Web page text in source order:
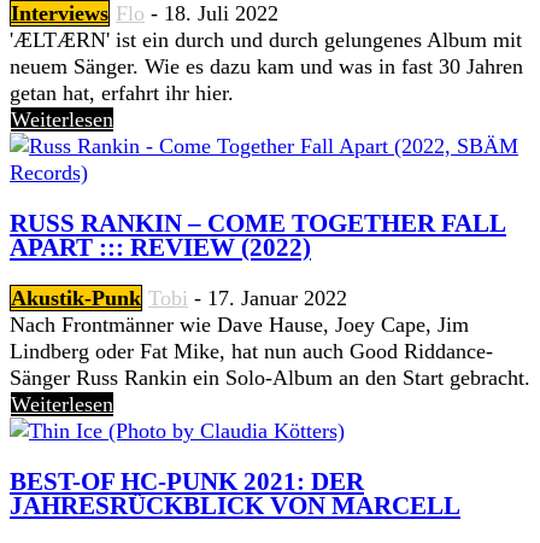
Interviews Flo - 18. Juli 2022
'ÆLTÆRN' ist ein durch und durch gelungenes Album mit
neuem Sänger. Wie es dazu kam und was in fast 30 Jahren
getan hat, erfahrt ihr hier.
Weiterlesen
RUSS RANKIN – COME TOGETHER FALL
APART ::: REVIEW (2022)
Akustik-Punk Tobi - 17. Januar 2022
Nach Frontmänner wie Dave Hause, Joey Cape, Jim
Lindberg oder Fat Mike, hat nun auch Good Riddance-
Sänger Russ Rankin ein Solo-Album an den Start gebracht.
Weiterlesen
BEST-OF HC-PUNK 2021: DER
JAHRESRÜCKBLICK VON MARCELL